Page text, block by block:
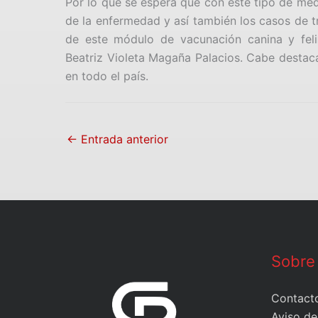
de la enfermedad y así también los casos de
de este módulo de vacunación canina y
Beatriz Violeta Magaña Palacios. Cabe
en todo el país.
← Entrada anterior